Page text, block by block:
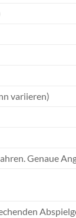
variieren)
Genaue